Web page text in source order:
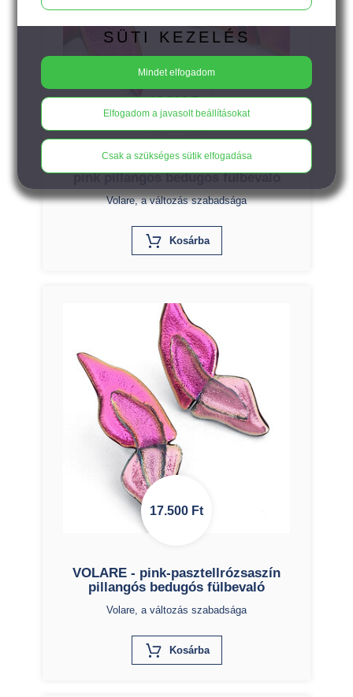
18.900Ft
VOLARE - rusztikus piros-bíbor-
pink pillangós bedugós fülbevaló
Volare, a változás szabadsága
KosárbaX
17.500 Ft
VOLARE - pink-pasztellrózsaszín
pillangós bedugós fülbevaló
Volare, a változás szabadsága
KosárbaX
SÜTI KEZELÉS
Mindet elfogadom
Elfogadom a javasolt beállításokat
Csak a szükséges sütik elfogadása